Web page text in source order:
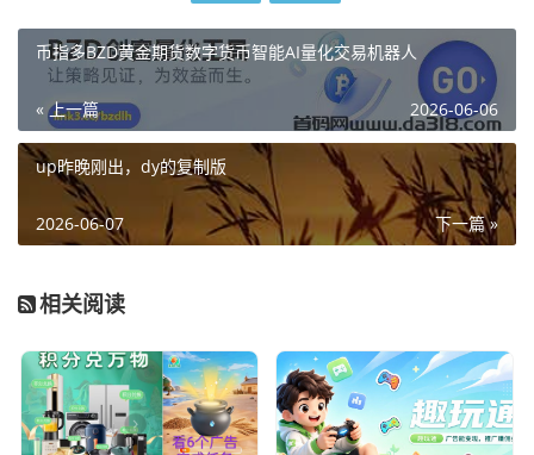
币指多BZD黄金期货数字货币智能AI量化交易机器人
« 上一篇 2026-06-06
up昨晚刚出，dy的复制版
下一篇 »
2026-06-07
相关阅读